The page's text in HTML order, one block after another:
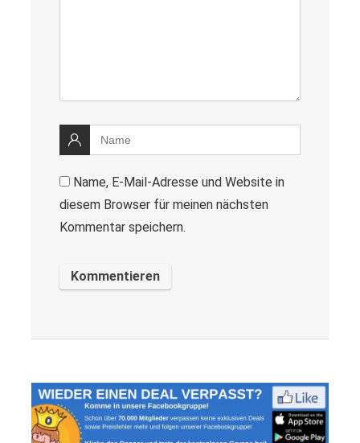
Name, E-Mail-Adresse und Website in
diesem Browser für meinen nächsten
Kommentar speichern.